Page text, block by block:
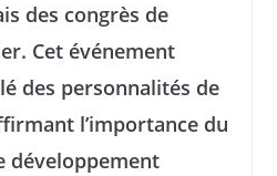
des congrès de
Cet événement
des personnalités de
l’importance du
développement